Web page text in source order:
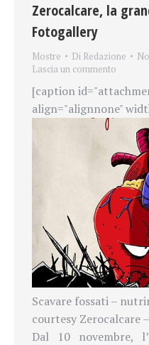
Zerocalcare, la
Fotogallery
Mostre Di Redazione
Lascia un commento
[caption
align="alignnone"
Scavare fossati –
courtesy Zerocalcare
Dal 10 novembre,